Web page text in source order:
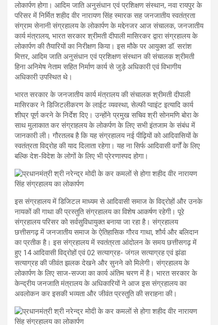
लोकार्पण होगा। आदिम जाति अनुसंधान एवं प्रशिक्षण संस्थान, नवा रायपुर के
परिसर में निर्मित शहीद वीर नारायण सिंह स्मारक सह जनजातीय स्वतंत्रता
संग्राम सेनानी संग्रहालय के लोकार्पण के मद्देनजर आज संचालक, जनजातीय
कार्य मंत्रालय, भारत सरकार श्रीमती दीपाली मासिरकर द्वारा संग्रहालय के
लोकार्पण की तैयारियों का निरीक्षण किया। इस मौके पर आयुक्त डॉ. सरांश
मित्तर, आदिम जाति अनुसंधान एवं प्रशिक्षण संस्थान की संचालक श्रीमती
हिना अनिमेष नेताम सहित निर्माण कार्य से जुड़े अधिकारी एवं विभागीय
अधिकारी उपस्थित थे।
भारत सरकार के जनजातीय कार्य मंत्रालय की संचालक श्रीमती दीपाली
मासिरकर ने डिजिटलीकरण के लाईट व्यवस्था, सेल्फी प्वाइंट इत्यादि कार्य
शीघ्र पूर्ण करने के निर्देश दिए। उन्होंने प्रमुख सचिव श्री सोनमणि बोरा के
साथ मुलाकात कर संग्राहलय के लोकर्पण के लिए सभी इंतजाम के संबंध में
जानकारी ली। गौरतलब है कि यह संग्रहालय नई पीढ़ियों को आदिवासियों के
स्वतंत्रता विद्रोह की याद दिलाता रहेगा। यह ना सिर्फ आदिवासी वर्गों के लिए
बल्कि देश-विदेश के लोगों के लिए भी प्रेरणास्पद होगा।
इस संग्रहालय में डिजिटल माध्यम से आदिवासी समाज के विद्रोहों और उनके
नायकों की गाथा की प्रस्तुति संग्रहालय का विशेष आकर्षण रहेगी। पूरे
संग्रहालय परिसर को सर्वसुविधायुक्त बनाया जा रहा है। संग्रहालय
छत्तीसगढ़ में जनजातीय समाज के ऐतिहासिक गौरव गाथा, शौर्य और बलिदान
का प्रतीक है। इस संग्रहालय में स्वतंत्रता आंदोलन के समय छत्तीसगढ़ में
हुए 14 आदिवासी विद्रोहों एवं 02 सत्याग्रह- जंगल सत्याग्रह एवं झंडा
सत्याग्रह की जीवंत झलक देखने और सुनने को मिलेगी। संग्रहालय के
लोकार्पण के लिए साज-सज्जा का कार्य अंतिम चरण में है। भारत सरकार के
केन्द्रीय जनजाति मंत्रालय के अधिकारियों ने आज इस संग्रहालय का
अवलोकन कर इसकी भव्यता और जीवंत प्रस्तुति की सराहना की।